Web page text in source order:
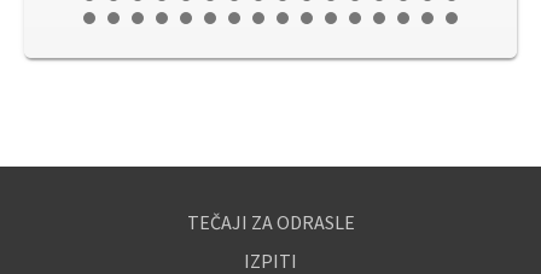
TEČAJI ZA ODRASLE
IZPITI